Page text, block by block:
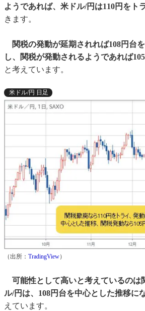
ようであれば、米ドル/円は110円をト
きます。
関税の発動が延期されれば108円台
し、関税が発動されるようであれば
と考えています。
米ドル/円 日足
（出所： TradingView）
可能性として高いと考えているのは
ル/円は、108円台を中心とした推移に
えています。